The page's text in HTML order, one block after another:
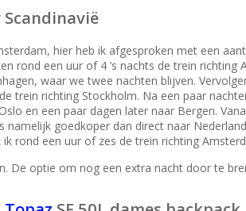
hier heb ik afgesproken met een
rond een uur of 4 ’s nachts de trein
waar we twee nachten blijven.
trein richting Stockholm. Na een paar
en een paar dagen later naar Bergen.
namelijk goedkoper dan direct naar
rond een uur of zes de trein richting
De optie om nog een extra nacht door te